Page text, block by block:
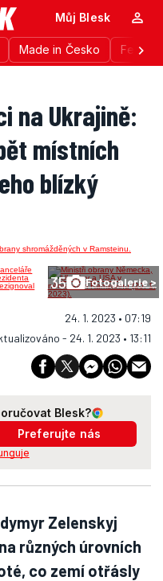
Made in Česko
Můj Blesk
na Ukrajině:
místních
blízký
35 Fotogalerie >
24. 1. 2023 • 07:19
- 24. 1. 2023 • 13:11
Blesk?
Preferujte nás
Zelenskyj
různých úrovních
co zemí otřásly